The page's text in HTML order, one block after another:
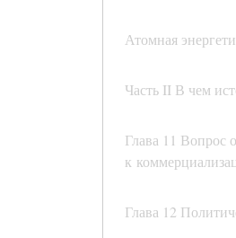
Атомная
Часть II В чем
Глава 11 Вопрос
к
Глава 12